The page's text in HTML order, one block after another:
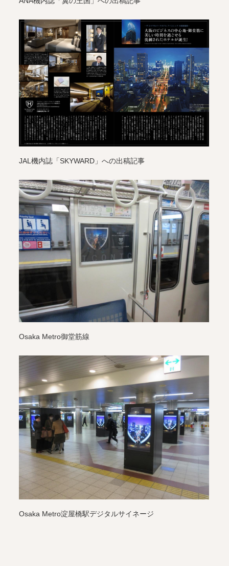
JAL機内誌「SKYWARD」への出稿記事
Osaka Metro御堂筋線
Osaka Metro淀屋橋駅デジタルサイネージ